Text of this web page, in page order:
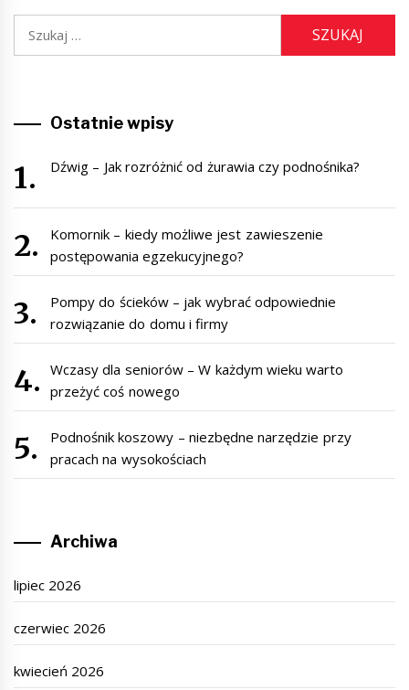
Ostatnie wpisy
Dźwig – Jak rozróżnić od żurawia czy podnośnika?
Komornik – kiedy możliwe jest zawieszenie
postępowania egzekucyjnego?
Pompy do ścieków – jak wybrać odpowiednie
rozwiązanie do domu i firmy
Wczasy dla seniorów – W każdym wieku warto
przeżyć coś nowego
Podnośnik koszowy – niezbędne narzędzie przy
pracach na wysokościach
Archiwa
lipiec 2026
czerwiec 2026
kwiecień 2026